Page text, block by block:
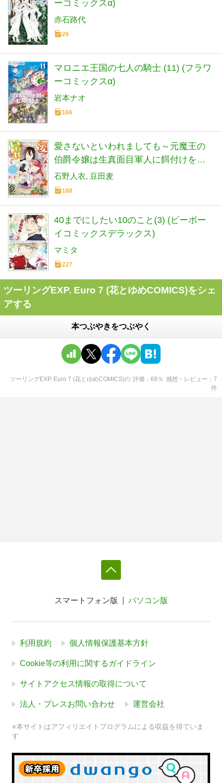
ーコミックスα)
赤石路代
26
マロニエ王国の七人の騎士 (11) (フラワ
ーコミックスα)
岩本ナオ
166
愛さないといわれましても～元魔王の
伯爵令嬢は生真面目軍人に餌付けをさ
れて幸せになる～(6) (モンスターコミッ
クスf)
石野人衣 豆田麦
168
40までにしたい10のこと(3) (ビーボー
イコミックスデラックス)
マミタ
227
ツーリングEXP. Euro 7 (花とゆめCOMICS)をシェ
アする
本つぶやきをつぶやく
ツーリングEXP. Euro 7 (花とゆめCOMICS)の 評価 68 ％ 感想・レビュー
7
件
スマートフォン版 パソコン版
利用規約 個人情報保護基本方針
Cookie等の利用に関するガイドライン
サイトアクセス情報の取得について
法人・プレスお問い合わせ 運営会社
※本サイトはアフィリエイトプログラムによる収益を得ていま
す